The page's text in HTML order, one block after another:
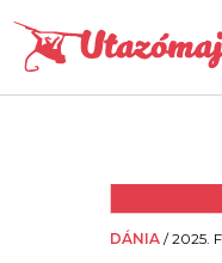
DÁNIA /2025.